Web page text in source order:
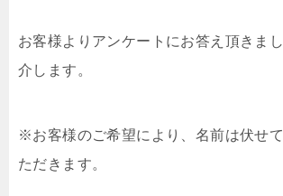
お客様よりアンケートにお答え頂きま
介します。
※お客様のご希望により、名前は伏せ
ただきます。